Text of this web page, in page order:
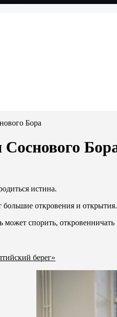
Бора
истина.
откровения и открытия.
может спорить,
берег»